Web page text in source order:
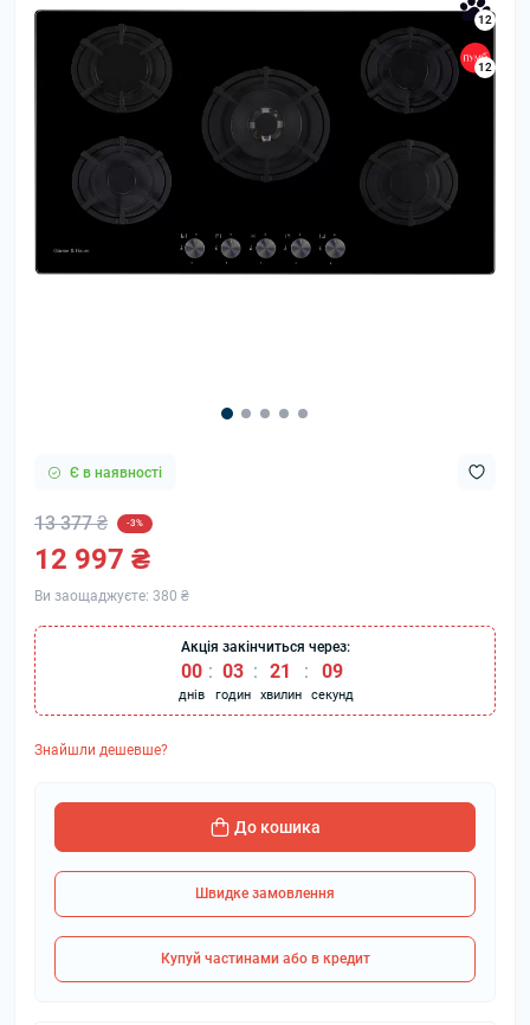
12
12
Є в наявності
13 377 ₴ -3%
12 997 ₴
Ви заощаджуєте: 380 ₴
Акція закінчиться через:
00
днів
: 03
годин
: 21
хвилин
: 08
секунд
Знайшли дешевше?
До кошика
Швидке замовлення
Купуй частинами або в кредит